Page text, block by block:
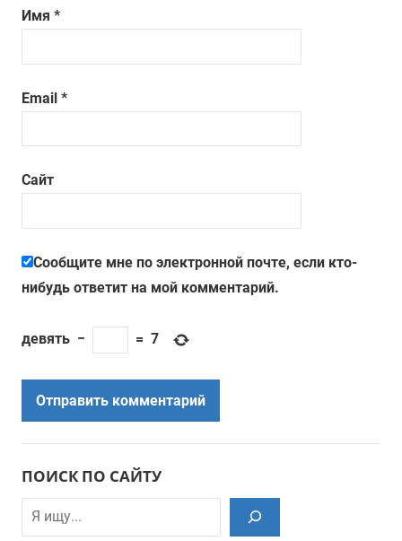
Имя *
Email *
Сайт
Сообщите мне по электронной почте, если кто-
нибудь ответит на мой комментарий.
девять − = 7
ПОИСК ПО САЙТУ
Поиск